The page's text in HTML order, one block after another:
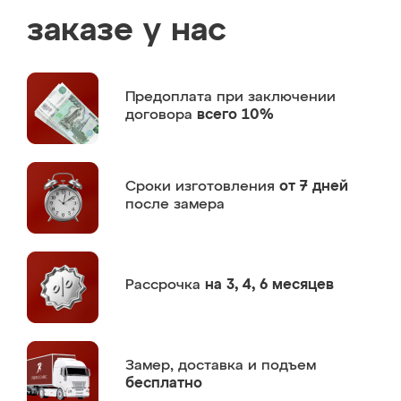
заказе у нас
Предоплата при заключении
договора всего 10%
Сроки изготовления от 7 дней
после замера
Рассрочка на 3, 4, 6 месяцев
Замер, доставка и подъем
бесплатно